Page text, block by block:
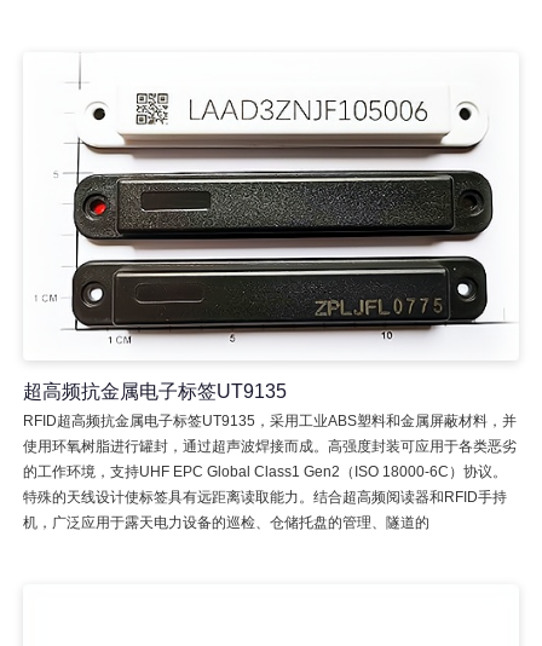
超高频抗金属电子标签UT9135
RFID超高频抗金属电子标签UT9135，采用工业ABS塑料和金属屏蔽材料，并
使用环氧树脂进行罐封，通过超声波焊接而成。高强度封装可应用于各类恶劣
的工作环境，支持UHF EPC Global Class1 Gen2（ISO 18000-6C）协议。
特殊的天线设计使标签具有远距离读取能力。结合超高频阅读器和RFID手持
机，广泛应用于露天电力设备的巡检、仓储托盘的管理、隧道的